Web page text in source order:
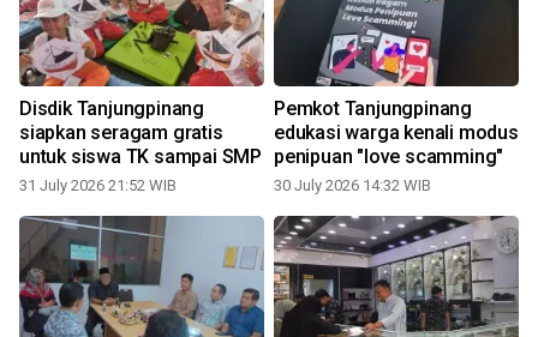
Disdik Tanjungpinang
siapkan seragam gratis
untuk siswa TK sampai SMP
31 July 2026 21:52 WIB
Pemkot Tanjungpinang
edukasi warga kenali modus
penipuan "love scamming"
30 July 2026 14:32 WIB